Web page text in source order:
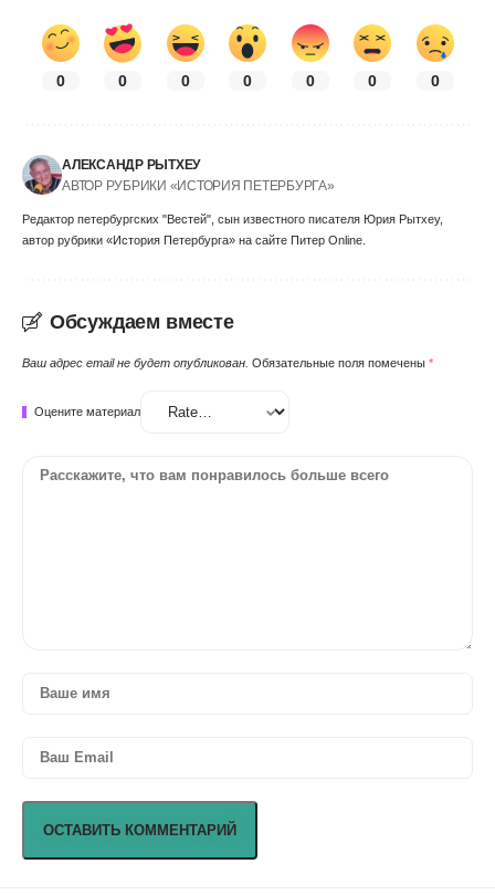
0 0 0 0 0 0 0
АЛЕКСАНДР РЫТХЕУ
АВТОР РУБРИКИ «ИСТОРИЯ ПЕТЕРБУРГА»
Редактор петербургских "Вестей", сын известного писателя Юрия Рытхеу,
автор рубрики «История Петербурга» на сайте Питер Online.
Обсуждаем вместе
Ваш адрес email не будет опубликован. Обязательные поля помечены *
Оцените материал